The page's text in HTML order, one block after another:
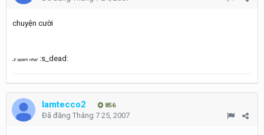
chuyện cười
Ji spam nha! :s_dead:
lamtecco2 856
Đã đăng Tháng 7 25, 2007